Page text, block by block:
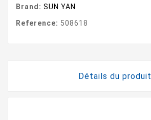
Brand: SUN YAN
Reference: 508618
Détails du produit